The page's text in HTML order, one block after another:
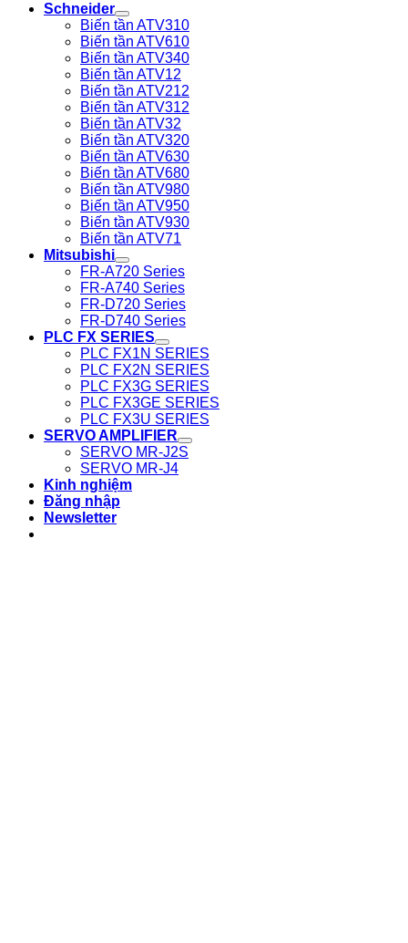
Schneider
Biến tần ATV310
Biến tần ATV610
Biến tần ATV340
Biến tần ATV12
Biến tần ATV212
Biến tần ATV312
Biến tần ATV32
Biến tần ATV320
Biến tần ATV630
Biến tần ATV680
Biến tần ATV980
Biến tần ATV950
Biến tần ATV930
Biến tần ATV71
Mitsubishi
FR-A720 Series
FR-A740 Series
FR-D720 Series
FR-D740 Series
PLC FX SERIES
PLC FX1N SERIES
PLC FX2N SERIES
PLC FX3G SERIES
PLC FX3GE SERIES
PLC FX3U SERIES
SERVO AMPLIFIER
SERVO MR-J2S
SERVO MR-J4
Kinh nghiệm
Đăng nhập
Newsletter